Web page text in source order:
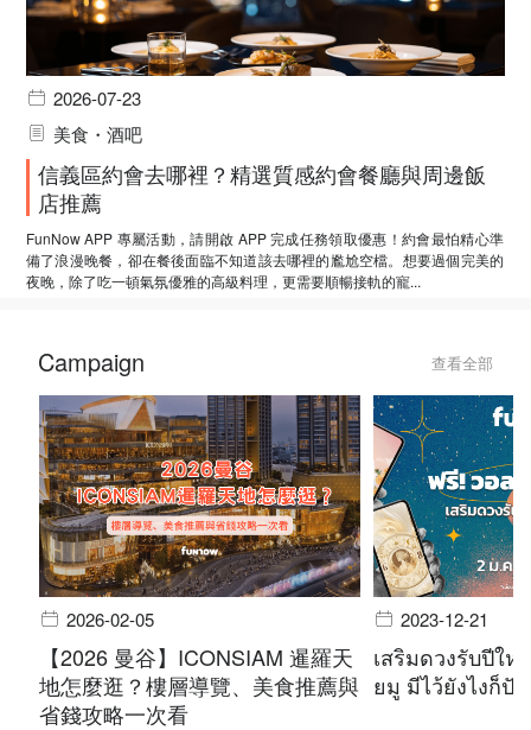
2026-07-23
美食・酒吧
信義區約會去哪裡？精選質感約會餐廳與周邊飯
店推薦
FunNow APP 專屬活動，請開啟 APP 完成任務領取優惠！約會最怕精心準
備了浪漫晚餐，卻在餐後面臨不知道該去哪裡的尷尬空檔。想要過個完美的
夜晚，除了吃一頓氣氛優雅的高級料理，更需要順暢接軌的寵...
Campaign 查看全部
2026-02-05
【2026 曼谷】ICONSIAM 暹羅天
地怎麼逛？樓層導覽、美食推薦與
省錢攻略一次看
2023-12-21
เสริมดวงรับปีให
ยมู มีไว้ยังไงก็ปัง!